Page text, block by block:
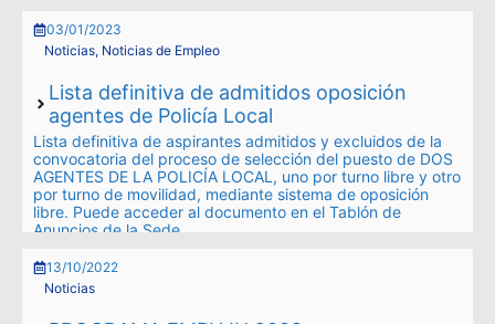
03/01/2023
Noticias, Noticias de Empleo
Lista definitiva de admitidos oposición
agentes de Policía Local
Lista definitiva de aspirantes admitidos y excluidos de la
convocatoria del proceso de selección del puesto de DOS
AGENTES DE LA POLICÍA LOCAL, uno por turno libre y otro
por turno de movilidad, mediante sistema de oposición
libre. Puede acceder al documento en el Tablón de
Anuncios de la Sede …
Leer más
13/10/2022
Noticias